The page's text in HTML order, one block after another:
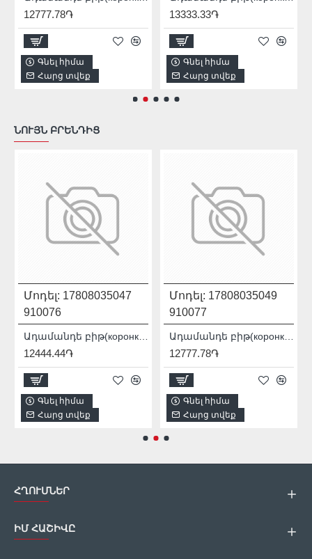
12777.78֏
Գնել հիմա
Հարց տվեք
13333.33֏
Գնել հիմա
Հարց տվեք
ՆՈՒՅՆ ԲՐԵՆԴԻՑ
Մոդել: 17808035047
910076
12444.44֏
Գնել հիմա
Հարց տվեք
Մոդել: 17808035049
910077
12777.78֏
Գնել հիմա
Հարց տվեք
ՀՂՈՒՄՆԵՐ
ԻՄ ՀԱՇԻՎԸ